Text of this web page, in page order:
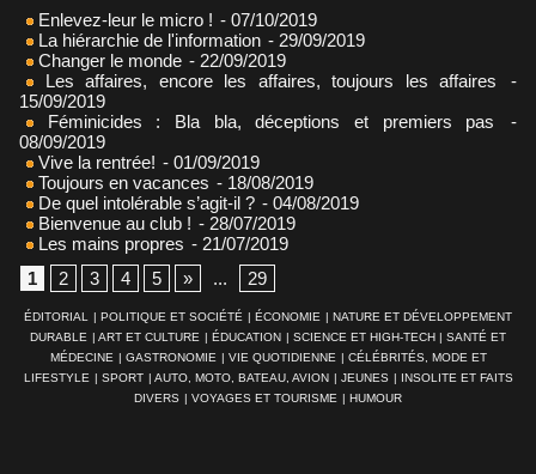
Enlevez-leur le micro ! - 07/10/2019
La hiérarchie de l'information - 29/09/2019
Changer le monde - 22/09/2019
Les affaires, encore les affaires, toujours les affaires
-
15/09/2019
Féminicides : Bla bla, déceptions et premiers pas
-
08/09/2019
Vive la rentrée! - 01/09/2019
Toujours en vacances - 18/08/2019
De quel intolérable s’agit-il ? - 04/08/2019
Bienvenue au club ! - 28/07/2019
Les mains propres - 21/07/2019
1
2 3 4 5 » ... 29
ÉDITORIAL | POLITIQUE ET SOCIÉTÉ | ÉCONOMIE | NATURE ET DÉVELOPPEMENT
DURABLE | ART ET CULTURE | ÉDUCATION | SCIENCE ET HIGH-TECH | SANTÉ ET
MÉDECINE | GASTRONOMIE | VIE QUOTIDIENNE | CÉLÉBRITÉS, MODE ET
LIFESTYLE | SPORT | AUTO, MOTO, BATEAU, AVION | JEUNES | INSOLITE ET FAITS
DIVERS | VOYAGES ET TOURISME | HUMOUR